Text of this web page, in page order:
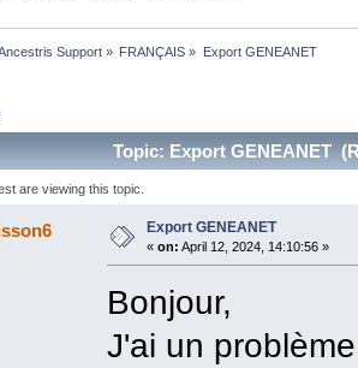
Support » FRANÇAIS » Export GENEANET
Topic: Export GENEANET
are viewing this topic.
Export GENEANET
« on: April 12, 2024, 14:10:56 »
Bonjour,
J'ai un